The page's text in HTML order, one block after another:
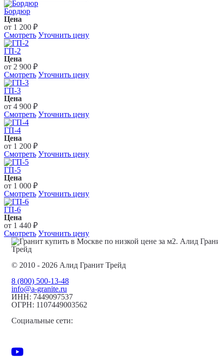
Бордюр
Цена
от 1 200 ₽
Смотреть Уточнить цену
ГП-2
Цена
от 2 900 ₽
Смотреть Уточнить цену
ГП-3
Цена
от 4 900 ₽
Смотреть Уточнить цену
ГП-4
Цена
от 1 200 ₽
Смотреть Уточнить цену
ГП-5
Цена
от 1 000 ₽
Смотреть Уточнить цену
ГП-6
Цена
от 1 440 ₽
Смотреть Уточнить цену
© 2010 - 2026 Алид Гранит Трейд
8 (800) 500-13-48
info@a-granite.ru
ИНН: 7449097537
ОГРН: 1107449003562
Социальные сети: